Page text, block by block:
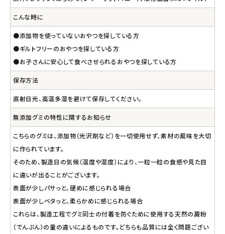
こんな時に
●添加物を使っていないおやつを探している方
●ギルトフリーのおやつを探している方
●お子さんに安心して食べさせられるおやつを探している方
保存方法
直射日光、高温多湿を避けて保存してください。
無添加グミの特性に関するお知らせ
こちらのグミは、添加物（光沢剤など）を一切使用せず、素材の風味を大切
に作られています。
そのため、製造日の気候（温度や湿度）により、一粒一粒の食感や見た目
に違いが出ることがございます。
表面が少しパサっと、硬めに感じられる場合
表面が少しベタっと、柔らかめに感じられる場合
これらは、製造工程でグミ同士の付着を防ぐために使用する天然の澱粉
（でんぷん）の量の違いによるものです。どちらも品質には全く問題ござい